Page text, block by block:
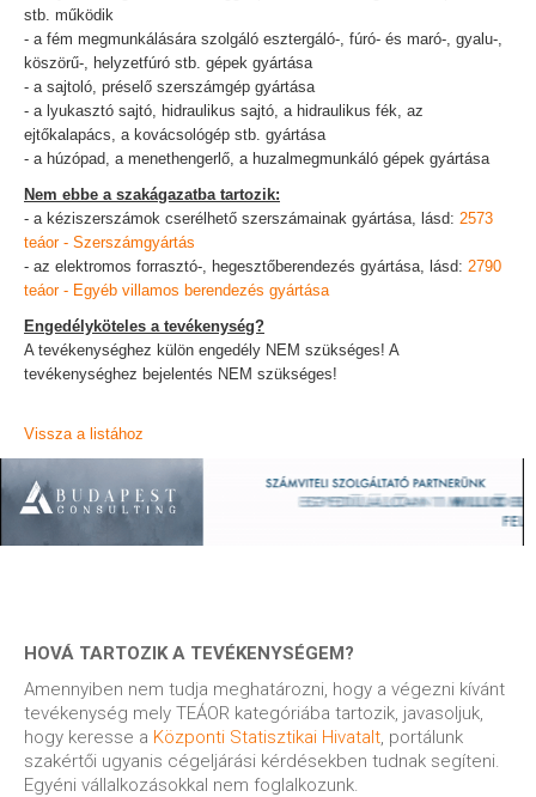
stb. működik
- a fém megmunkálására szolgáló esztergáló-, fúró- és maró-, gyalu-,
köszörű-, helyzetfúró stb. gépek gyártása
- a sajtoló, préselő szerszámgép gyártása
- a lyukasztó sajtó, hidraulikus sajtó, a hidraulikus fék, az
ejtőkalapács, a kovácsológép stb. gyártása
- a húzópad, a menethengerlő, a huzalmegmunkáló gépek gyártása
Nem ebbe a szakágazatba tartozik:
- a kéziszerszámok cserélhető szerszámainak gyártása, lásd: 2573
teáor - Szerszámgyártás
- az elektromos forrasztó-, hegesztőberendezés gyártása, lásd: 2790
teáor - Egyéb villamos berendezés gyártása
Engedélyköteles a tevékenység?
A tevékenységhez külön engedély NEM szükséges! A
tevékenységhez bejelentés NEM szükséges!
Vissza a listához
HOVÁ TARTOZIK A TEVÉKENYSÉGEM?
Amennyiben nem tudja meghatározni, hogy a végezni kívánt
tevékenység mely TEÁOR kategóriába tartozik, javasoljuk,
hogy keresse a Központi Statisztikai Hivatalt , portálunk
szakértői ugyanis cégeljárási kérdésekben tudnak segíteni.
Egyéni vállalkozásokkal nem foglalkozunk.